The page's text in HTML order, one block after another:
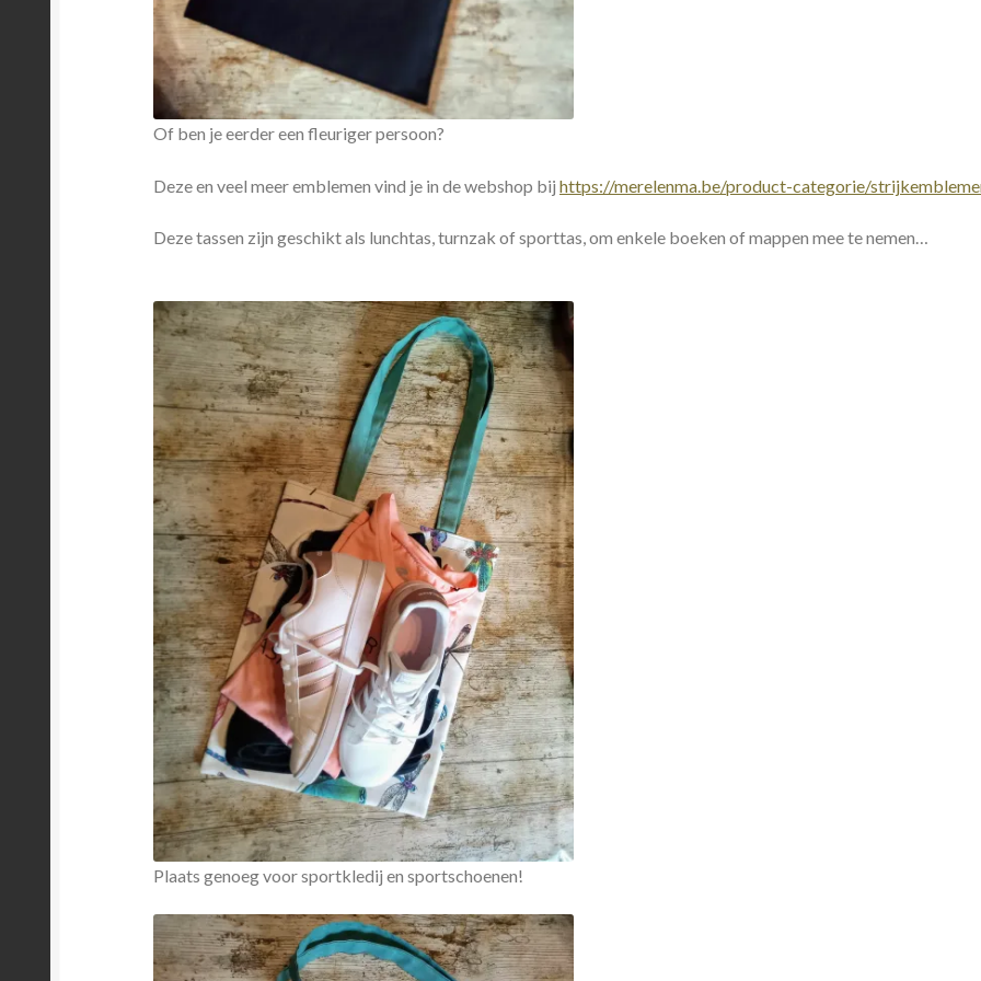
Of ben je eerder een fleuriger persoon?
Deze en veel meer emblemen vind je in de webshop bijhttps://merelenma.be/product-categorie/
Deze tassen zijn geschikt als lunchtas, turnzak of sporttas, om enkele boeken of mappen mee te nemen…
Plaats genoeg voor sportkledij en sportschoenen!